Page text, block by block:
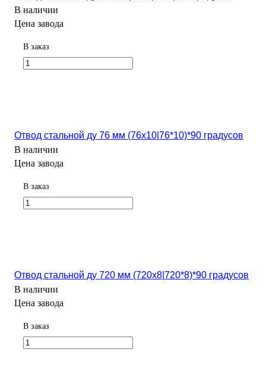
В наличии
Цена завода
В заказ
Отвод стальной ду 76 мм (76х10|76*10)*90 градусов
В наличии
Цена завода
В заказ
Отвод стальной ду 720 мм (720х8|720*8)*90 градусов
В наличии
Цена завода
В заказ